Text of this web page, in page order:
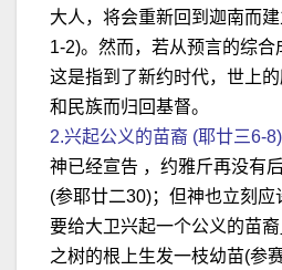
大人，将会重新回到迦南而
1-2)。然而，若从预言的综合
这是指到了新约时代，世上
和民族而归回基督。
2.兴起公义的苗裔 (耶廿三6-8)
神已经宣告 ，约雅斤再没有
(参耶廿二30)；但神也立刻
要给大卫兴起一个公义的苗
之树的根上生发一枝幼苗(参